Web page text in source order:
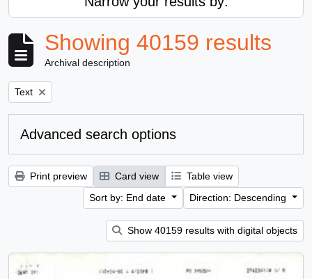
Showing 40159 results
Archival description
Remove filter:
Text
Advanced search options
Print preview Card view
Table view
Sort by: End date
Direction: Descending
Show 40159 results with digital objects